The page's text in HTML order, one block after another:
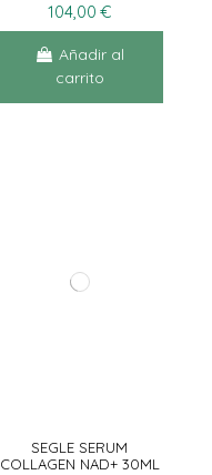
104,00 €
Añadir al
carrito
SEGLE SERUM
COLLAGEN NAD+ 30ML